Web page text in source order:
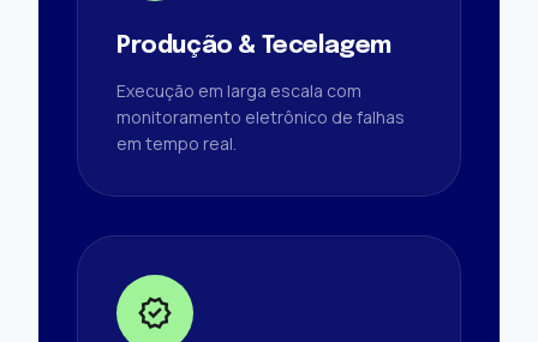
Produção & Tecelagem
Execução em larga escala com
monitoramento eletrônico de falhas
em tempo real.
verified